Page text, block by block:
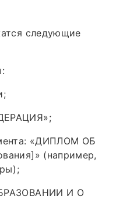
следующие
«ДИПЛОМ ОБ
(например,
И О